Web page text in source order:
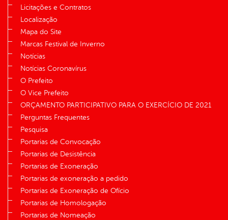
Licitações e Contratos
Localização
Mapa do Site
Marcas Festival de Inverno
Notícias
Notícias Coronavírus
O Prefeito
O Vice Prefeito
ORÇAMENTO PARTICIPATIVO PARA O EXERCÍCIO DE 2021
Perguntas Frequentes
Pesquisa
Portarias de Convocação
Portarias de Desistência
Portarias de Exoneração
Portarias de exoneração a pedido
Portarias de Exoneração de Ofício
Portarias de Homologação
Portarias de Nomeação